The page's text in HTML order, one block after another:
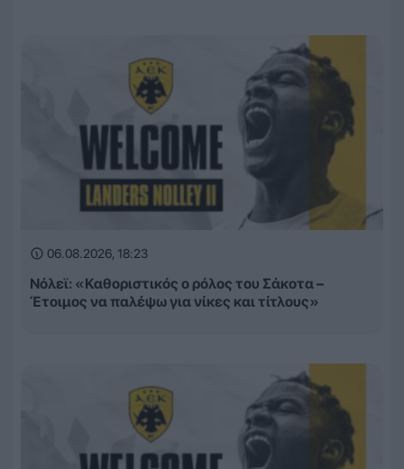
06.08.2026, 18:23
Νόλεϊ: «Καθοριστικός ο ρόλος του Σάκοτα –
Έτοιμος να παλέψω για νίκες και τίτλους»